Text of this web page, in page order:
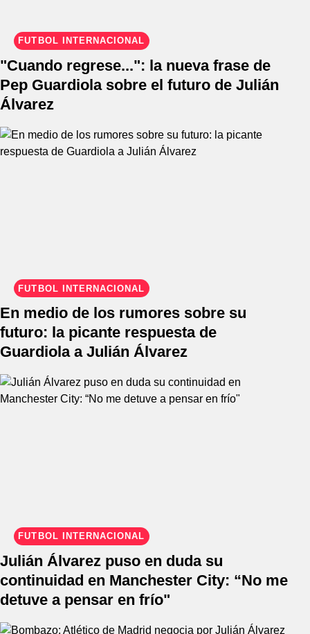
FÚTBOL INTERNACIONAL
"Cuando regrese...": la nueva frase de
Pep Guardiola sobre el futuro de Julián
Álvarez
FÚTBOL INTERNACIONAL
En medio de los rumores sobre su
futuro: la picante respuesta de
Guardiola a Julián Álvarez
FÚTBOL INTERNACIONAL
Julián Álvarez puso en duda su
continuidad en Manchester City: “No me
detuve a pensar en frío"